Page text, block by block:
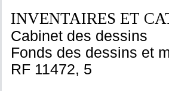
INVENTAIRES ET
Cabinet des dessins
Fonds des dessins et
RF 11472, 5